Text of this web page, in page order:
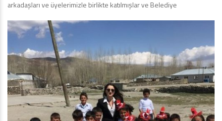
arkadaşları ve üyelerimizle birlikte katılmışlar ve Belediye